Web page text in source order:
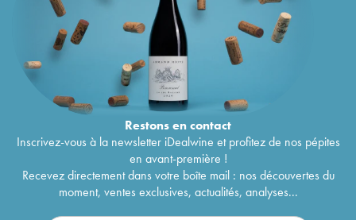
Restons encontact
Inscrivez-vous à la newsletter iDealwine et profitez de nos pépites
en avant-première !
Recevez directement dans votre boîte mail : nos découvertes du
moment, ventes exclusives, actualités, analyses...